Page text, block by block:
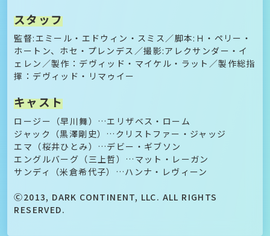
スタッフ
監督:エミール・エドウィン・スミス／脚本:Ｈ・ペリー・
ホートン、ホセ・プレンデス／撮影:アレクサンダー・イ
ェレン／製作：デヴィッド・マイケル・ラット／製作総指
揮：デヴィッド・リマゥイー
キャスト
ロージー（早川舞）…エリザベス・ローム
ジャック（黒澤剛史）…クリストファー・ジャッジ
エマ（桜井ひとみ）…デビー・ギブソン
エングルバーグ（三上哲）…マット・レーガン
サンディ（米倉希代子）…ハンナ・レヴィーン
Ⓒ2013, DARK CONTINENT, LLC. ALL RIGHTS
RESERVED.